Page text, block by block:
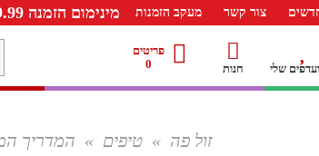
צור קשר מעקב הזמנות מינימום הזמנה 99.99 ש"ח – משלוח חינם ברכישה מעל 249.99ש"ח
שלי חנות
פריטים
0
זול פה » טיפים » המדריך